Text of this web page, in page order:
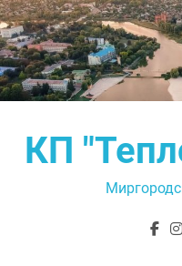
Перейти
до
вмісту
КП